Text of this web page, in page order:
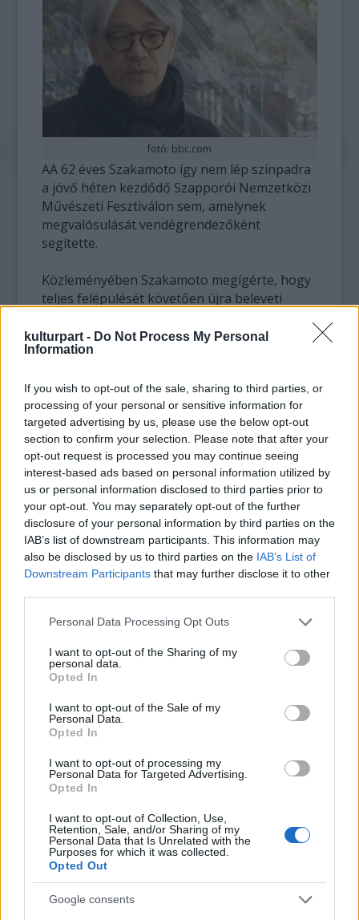
kulturpart - Do Not Process My Personal
Information
If you wish to opt-out of the sale, sharing to third parties, or
processing of your personal or sensitive information for
targeted advertising by us, please use the below opt-out
section to confirm your selection. Please note that after your
opt-out request is processed you may continue seeing
interest-based ads based on personal information utilized by
us or personal information disclosed to third parties prior to
your opt-out. You may separately opt-out of the further
disclosure of your personal information by third parties on the
IAB’s list of downstream participants. This information may
also be disclosed by us to third parties on the IAB’s List of
Downstream Participants that may further disclose it to other
Please note that this website/app uses one or more Google
not limited to your visit or usage behaviour. You may click to
grant or deny consent to Google and its third-party tags to
use your data for below specified purposes in below Google
consent section.
Personal Data Processing Opt Outs
I want to opt-out of the Sharing of my
personal data.
Opted In
I want to opt-out of the Sale of my
Personal Data.
Opted In
I want to opt-out of processing my
Personal Data for Targeted Advertising.
Opted In
I want to opt-out of Collection, Use,
Retention, Sale, and/or Sharing of my
Personal Data that Is Unrelated with the
Purposes for which it was collected.
Opted Out
Google consents
fotó: bbc.com
AA 62 éves Szakamoto így nem lép színpadra
a jövő héten kezdődő Szapporói Nemzetközi
Művészeti Fesztiválon sem, amelynek
megvalósulását vendégrendezőként
segítette.
Közleményében Szakamoto megígérte, hogy
teljes felépülését követően újra beleveti
ügynökség szerint Szakamoto visszatérése
nincs időkorláthoz kötve, és a zenész most
ügynökség nem árult el részleteket az előadó
állapotáról.
Szakamotót 1978-ban, a Yellow Magic
Orchestra tagjaként ismerhette meg a
nagyközönség. A zenész nagy szerepet
játszott az elektropop felemelkedésében és
inspirációs forrásként szolgált az
elektronikus zenei és hiphopproducerek új
nemzedékének.
A billentyűsként, producerként és
császár(1987) című, Bernardo Bertolucci
rendezte film zenéjéért Oscar-díjat kapott.
Nemzetközi kitüntetései között szerepel a
francia Művészeti és Irodalmi Érdemrend
tiszti fokozata, amellyel 2009-ben tüntette ki
a francia kormány.
Forrás:Hirado.hu
Japán Zene Filmzene Betegség